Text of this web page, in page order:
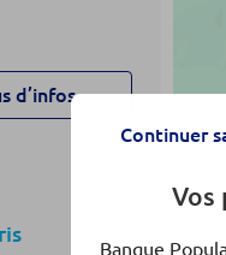
d’infos
Continuer
Vos
Banque